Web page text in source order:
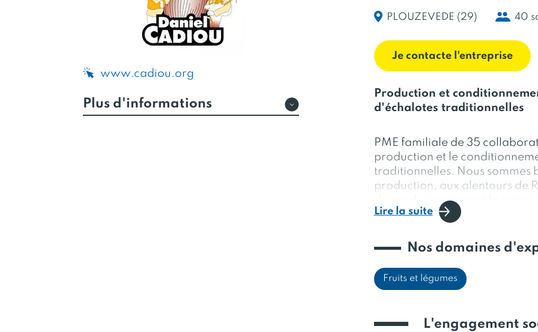
www.cadiou.org
Plus d'informations
PLOUZEVEDE (29) 40
Je contacte l'entreprise
Production et
d'échalotes traditionnelles
PME familiale de 35
production et le
traditionnelles. Nous sommes
production, aux alentours de
de produire en ayant le
nous amène à travailler suivant
démarche nous valorisons les
Lire la suite
Nos domaines
Fruits et légumes
L'engagement